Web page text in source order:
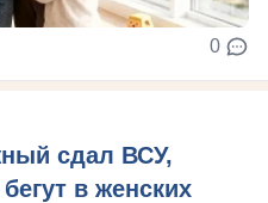
0
сдал ВСУ,
в женских